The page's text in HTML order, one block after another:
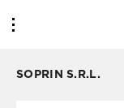
SOPRIN S.R.L.